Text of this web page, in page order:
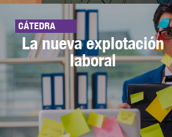
CÁTEDRA
La nueva explotación
laboral